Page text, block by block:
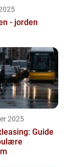
- jorden
2025
Guide